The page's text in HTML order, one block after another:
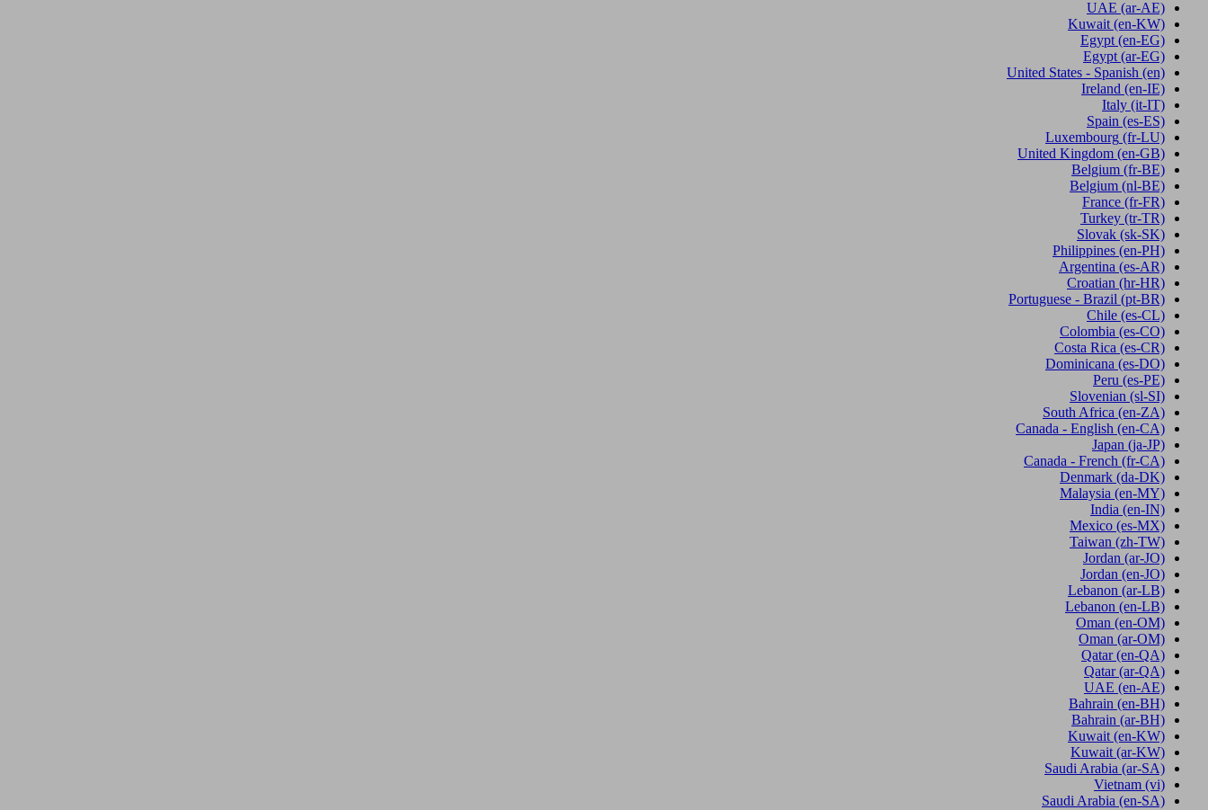
UAE (ar-AE)
Kuwait (en-KW)
Egypt (en-EG)
Egypt (ar-EG)
United States - Spanish (en)
Ireland (en-IE)
Italy (it-IT)
Spain (es-ES)
Luxembourg (fr-LU)
United Kingdom (en-GB)
Belgium (fr-BE)
Belgium (nl-BE)
France (fr-FR)
Turkey (tr-TR)
Slovak (sk-SK)
Philippines (en-PH)
Argentina (es-AR)
Croatian (hr-HR)
Portuguese - Brazil (pt-BR)
Chile (es-CL)
Colombia (es-CO)
Costa Rica (es-CR)
Dominicana (es-DO)
Peru (es-PE)
Slovenian (sl-SI)
South Africa (en-ZA)
Canada - English (en-CA)
Japan (ja-JP)
Canada - French (fr-CA)
Denmark (da-DK)
Malaysia (en-MY)
India (en-IN)
Mexico (es-MX)
Taiwan (zh-TW)
Jordan (ar-JO)
Jordan (en-JO)
Lebanon (ar-LB)
Lebanon (en-LB)
Oman (en-OM)
Oman (ar-OM)
Qatar (en-QA)
Qatar (ar-QA)
UAE (en-AE)
Bahrain (en-BH)
Bahrain (ar-BH)
Kuwait (en-KW)
Kuwait (ar-KW)
Saudi Arabia (ar-SA)
Vietnam (vi)
Saudi Arabia (en-SA)